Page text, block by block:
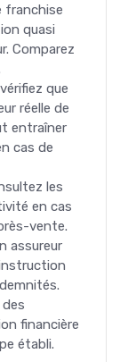
franchise
quasi
Comparez
que
réelle de
entraîner
cas de
les
en cas
vente.
assureur
financière
établi.